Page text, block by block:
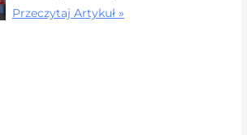
Przeczytaj Artykuł »